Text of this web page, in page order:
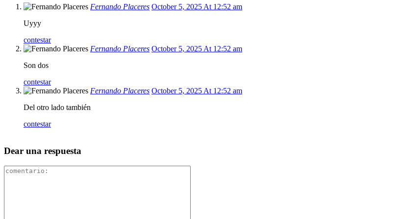
Fernando Placeres October 5, 2025 At 12:52 am
Uyyy
contestar
Fernando Placeres October 5, 2025 At 12:52 am
Son dos
contestar
Fernando Placeres October 5, 2025 At 12:52 am
Del otro lado también
contestar
Dear una respuesta